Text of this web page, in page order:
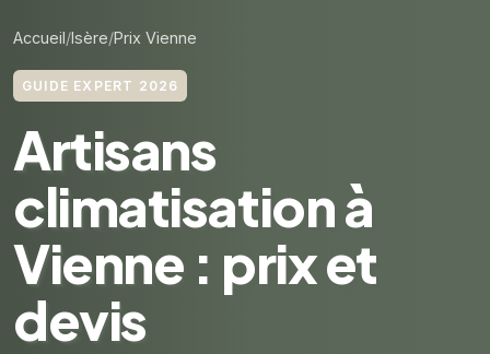
Accueil Isère Prix Vienne
GUIDE EXPERT 2026
Artisans
climatisation à
Vienne : prix et
devis